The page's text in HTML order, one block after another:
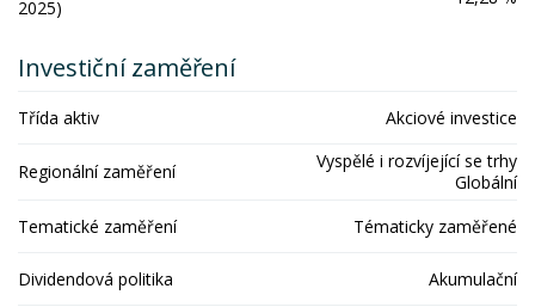
2025)
Investiční zaměření
Třída aktiv Akciové investice
Regionální zaměření
Vyspělé i rozvíjející se trhy
Globální
Tematické zaměření
Tématicky zaměřené
Dividendová politika Akumulační